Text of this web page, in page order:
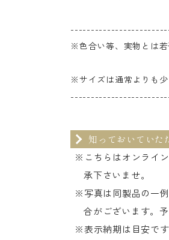
※色合い等、実物とは若
※サイズは通常よりも少
知っておいていた
※こちらはオンライ
承下さいませ。
※写真は同製品の一
合がございます。
※表示納期は目安で